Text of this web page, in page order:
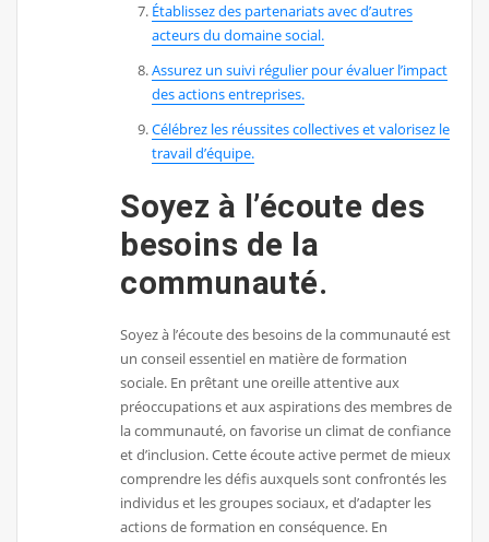
Établissez des partenariats avec d’autres
acteurs du domaine social.
Assurez un suivi régulier pour évaluer l’impact
des actions entreprises.
Célébrez les réussites collectives et valorisez le
travail d’équipe.
Soyez à l’écoute des
besoins de la
communauté.
Soyez à l’écoute des besoins de la communauté est
un conseil essentiel en matière de formation
sociale. En prêtant une oreille attentive aux
préoccupations et aux aspirations des membres de
la communauté, on favorise un climat de confiance
et d’inclusion. Cette écoute active permet de mieux
comprendre les défis auxquels sont confrontés les
individus et les groupes sociaux, et d’adapter les
actions de formation en conséquence. En